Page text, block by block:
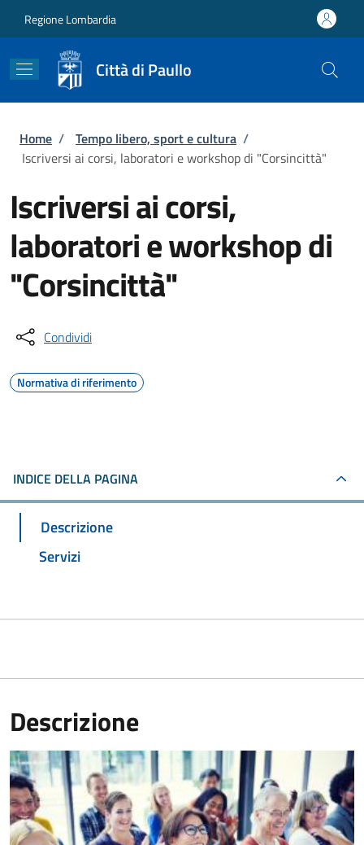
Regione Lombardia
Città di Paullo
Briciole di pane
Home / Tempo libero, sport e cultura /
Iscriversi ai corsi, laboratori e workshop di "Corsincittà"
Iscriversi ai corsi,
laboratori e workshop di
"Corsincittà"
Condividi
Normativa di riferimento
INDICE DELLA PAGINA
Descrizione
Servizi
Descrizione